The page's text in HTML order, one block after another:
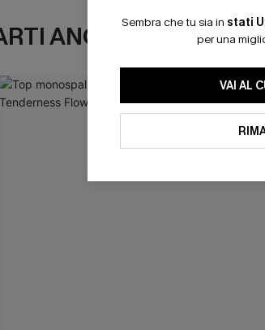
ANCHESembra che tu sia in stati
per una
VAI AL